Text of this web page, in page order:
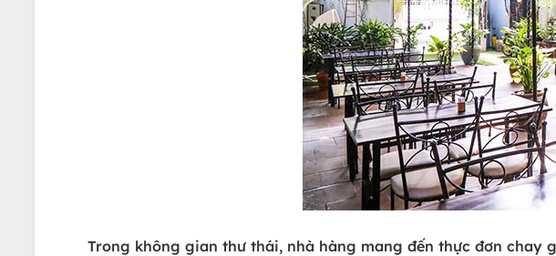
Trong không gian thư thái, nhà hàng mang đến thực đơn chay